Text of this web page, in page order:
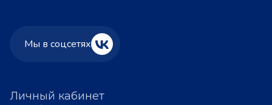
Личный кабинет
Мы в соцсетях